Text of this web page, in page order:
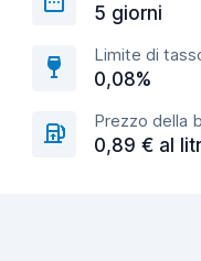
5 giorni
Limite di
0,08%
Prezzo della
0,89 € al